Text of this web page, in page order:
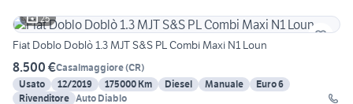
25
Fiat Doblo Doblò 1.3 MJT S&S PL Combi Maxi N1 Loun
8.500 €Casalmaggiore(CR)
Usato
12/2019 175000 Km Diesel Manuale
Euro 6
Rivenditore Auto Diablo